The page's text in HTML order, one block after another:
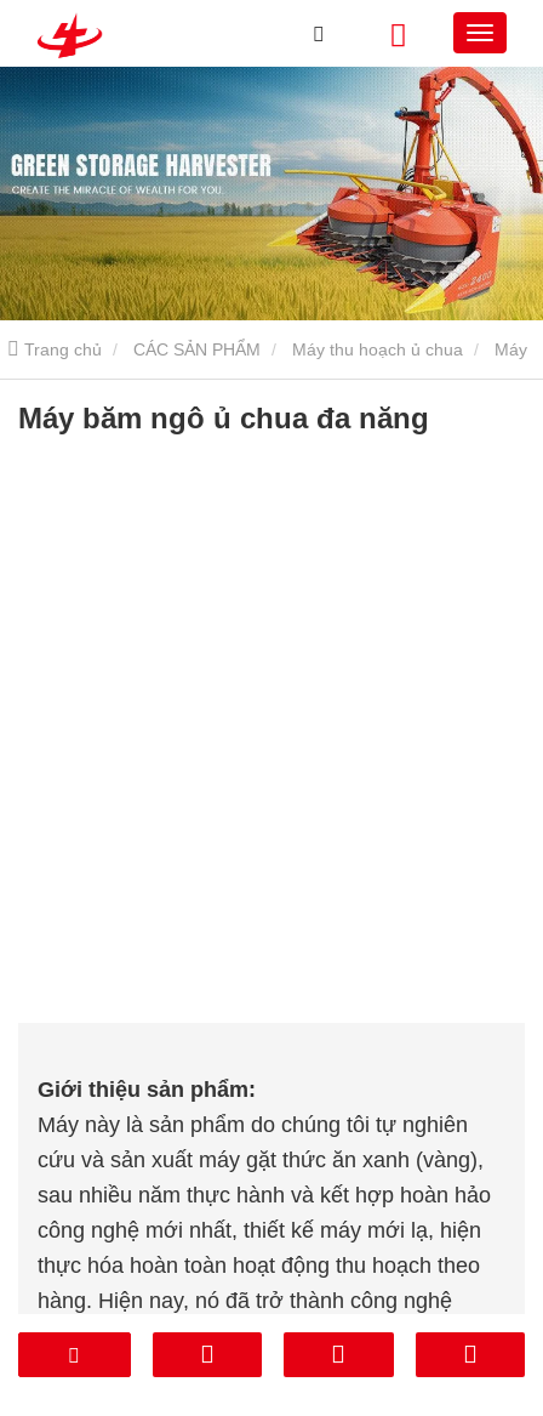
Trang chủ CÁC SẢN PHẨM Máy thu hoạch ủ chua Máy
thu hoạch ủ chua tự hành Máy băm ngô ủ chua đa năng
Máy băm ngô ủ chua đa năng
Giới thiệu sản phẩm:
Máy này là sản phẩm do chúng tôi tự nghiên
cứu và sản xuất máy gặt thức ăn xanh (vàng),
sau nhiều năm thực hành và kết hợp hoàn hảo
công nghệ mới nhất, thiết kế máy mới lạ, hiện
thực hóa hoàn toàn hoạt động thu hoạch theo
hàng. Hiện nay, nó đã trở thành công nghệ
hàng đầu và chức năng hoàn chỉnh của máy gặt
thức ăn xanh (vàng). Động cơ Yuchai 360 mã